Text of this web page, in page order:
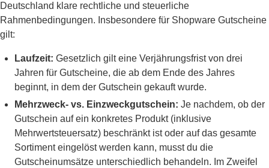
Deutschland klare rechtliche und steuerliche
Rahmenbedingungen. Insbesondere für Shopware Gutscheine
gilt:
Laufzeit: Gesetzlich gilt eine Verjährungsfrist von drei
Jahren für Gutscheine, die ab dem Ende des Jahres
beginnt, in dem der Gutschein gekauft wurde.
Mehrzweck- vs. Einzweckgutschein: Je nachdem, ob der
Gutschein auf ein konkretes Produkt (inklusive
Mehrwertsteuersatz) beschränkt ist oder auf das gesamte
Sortiment eingelöst werden kann, musst du die
Gutscheinumsätze unterschiedlich behandeln. Im Zweifel